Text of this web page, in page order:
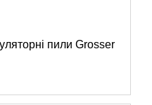
пили Grosser